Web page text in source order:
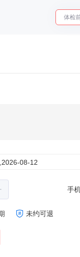
十大
08-12
手
未约可退